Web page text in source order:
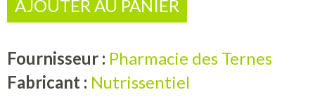
AJOUTER AU PANIER
Fournisseur : Pharmacie des Ternes
Fabricant : Nutrissentiel